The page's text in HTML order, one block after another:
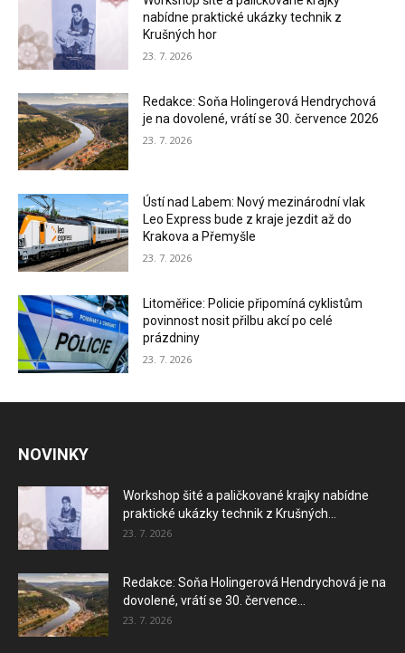
nabídne praktické ukázky technik z
Krušných hor
23. 7. 2026
Redakce: Soňa Holingerová Hendrychová
je na dovolené, vrátí se 30. července 2026
23. 7. 2026
Ústí nad Labem: Nový mezinárodní vlak
Leo Express bude z kraje jezdit až do
Krakova a Přemyšle
23. 7. 2026
Litoměřice: Policie připomíná cyklistům
povinnost nosit přilbu akcí po celé
prázdniny
23. 7. 2026
NOVINKY
Workshop šité a paličkované krajky nabídne
praktické ukázky technik z Krušných...
23. 7. 2026
Redakce: Soňa Holingerová Hendrychová je na
dovolené, vrátí se 30. července...
23. 7. 2026